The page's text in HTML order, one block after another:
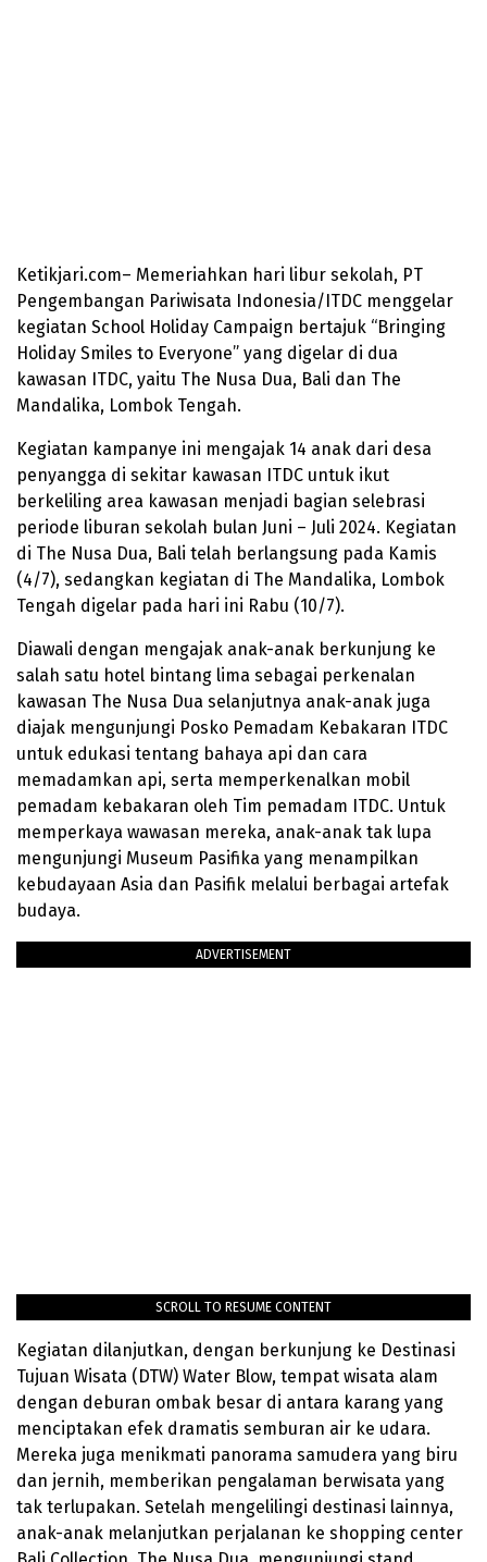
Ketikjari.com– Memeriahkan hari libur sekolah, PT
Pengembangan Pariwisata Indonesia/ITDC menggelar
kegiatan School Holiday Campaign bertajuk “Bringing
Holiday Smiles to Everyone” yang digelar di dua
kawasan ITDC, yaitu The Nusa Dua, Bali dan The
Mandalika, Lombok Tengah.
Kegiatan kampanye ini mengajak 14 anak dari desa
penyangga di sekitar kawasan ITDC untuk ikut
berkeliling area kawasan menjadi bagian selebrasi
periode liburan sekolah bulan Juni – Juli 2024. Kegiatan
di The Nusa Dua, Bali telah berlangsung pada Kamis
(4/7), sedangkan kegiatan di The Mandalika, Lombok
Tengah digelar pada hari ini Rabu (10/7).
Diawali dengan mengajak anak-anak berkunjung ke
salah satu hotel bintang lima sebagai perkenalan
kawasan The Nusa Dua selanjutnya anak-anak juga
diajak mengunjungi Posko Pemadam Kebakaran ITDC
untuk edukasi tentang bahaya api dan cara
memadamkan api, serta memperkenalkan mobil
pemadam kebakaran oleh Tim pemadam ITDC. Untuk
memperkaya wawasan mereka, anak-anak tak lupa
mengunjungi Museum Pasifika yang menampilkan
kebudayaan Asia dan Pasifik melalui berbagai artefak
budaya.
ADVERTISEMENT
SCROLL TO RESUME CONTENT
Kegiatan dilanjutkan, dengan berkunjung ke Destinasi
Tujuan Wisata (DTW) Water Blow, tempat wisata alam
dengan deburan ombak besar di antara karang yang
menciptakan efek dramatis semburan air ke udara.
Mereka juga menikmati panorama samudera yang biru
dan jernih, memberikan pengalaman berwisata yang
tak terlupakan. Setelah mengelilingi destinasi lainnya,
anak-anak melanjutkan perjalanan ke shopping center